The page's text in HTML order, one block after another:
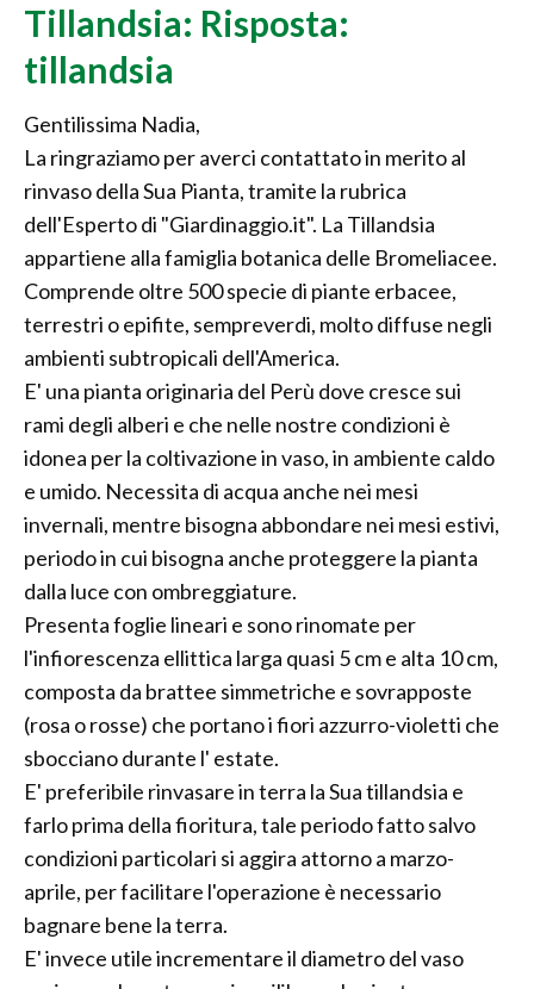
Tillandsia: Risposta:
tillandsia
Gentilissima Nadia,
La ringraziamo per averci contattato in merito al
rinvaso della Sua Pianta, tramite la rubrica
dell'Esperto di "Giardinaggio.it". La Tillandsia
appartiene alla famiglia botanica delle Bromeliacee.
Comprende oltre 500 specie di piante erbacee,
terrestri o epifite, sempreverdi, molto diffuse negli
ambienti subtropicali dell'America.
E' una pianta originaria del Perù dove cresce sui
rami degli alberi e che nelle nostre condizioni è
idonea per la coltivazione in vaso, in ambiente caldo
e umido. Necessita di acqua anche nei mesi
invernali, mentre bisogna abbondare nei mesi estivi,
periodo in cui bisogna anche proteggere la pianta
dalla luce con ombreggiature.
Presenta foglie lineari e sono rinomate per
l'infiorescenza ellittica larga quasi 5 cm e alta 10 cm,
composta da brattee simmetriche e sovrapposte
(rosa o rosse) che portano i fiori azzurro-violetti che
sbocciano durante l' estate.
E' preferibile rinvasare in terra la Sua tillandsia e
farlo prima della fioritura, tale periodo fatto salvo
condizioni particolari si aggira attorno a marzo-
aprile, per facilitare l'operazione è necessario
bagnare bene la terra.
E' invece utile incrementare il diametro del vaso